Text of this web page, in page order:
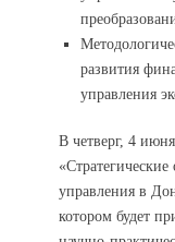
развития
управления
В четверг, 4
управления в
котором будет